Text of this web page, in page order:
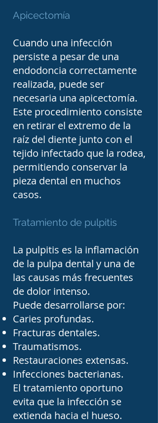
asegurar la adecuada
evolución del tratamiento
y prolongar la vida útil de
la pieza dental.
Es importante acudir con
un endodoncista cuando
existe dolor dental
persistente, sensibilidad
intensa al frío o al calor,
inflamación de las encías,
cambio de color de un
dentales, abscesos o
general recomienda una
valoración especializada.
Un diagnóstico temprano
puede evitar
complicaciones mayores y
aumentar las posibilidades
de conservar el diente.
Elegir un endodoncista en
Tampico implica
considerar aspectos como
Apicectomía
Cuando una infección
persiste a pesar de una
endodoncia correctamente
realizada, puede ser
necesaria una apicectomía.
Este procedimiento consiste
en retirar el extremo de la
raíz del diente junto con el
tejido infectado que la rodea,
permitiendo conservar la
pieza dental en muchos
casos.
Tratamiento de pulpitis
La pulpitis es la inflamación
de la pulpa dental y una de
las causas más frecuentes
de dolor intenso.
Puede desarrollarse por:
Caries profundas.
Fracturas dentales.
Traumatismos.
Restauraciones extensas.
Infecciones bacterianas.
El tratamiento oportuno
evita que la infección se
extienda hacia el hueso.